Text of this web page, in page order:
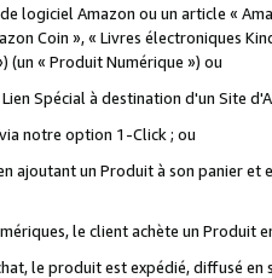
logiciel Amazon ou un article «
Coin », « Livres électroniques
(un « Produit Numérique ») ou
Spécial à destination d'un Site
notre option 1-Click ; ou
ajoutant un Produit à son panier et
le client achète un Produit
le produit est expédié, diffusé